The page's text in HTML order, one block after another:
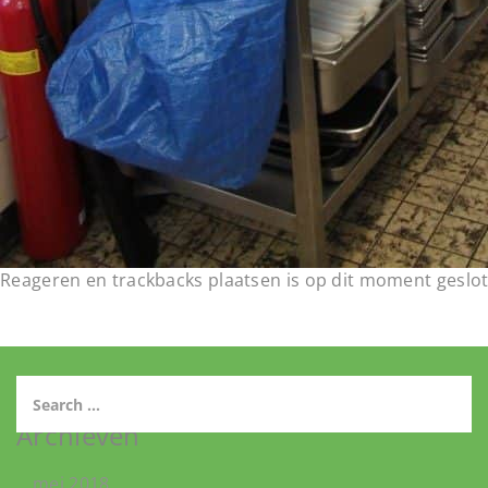
Reageren en trackbacks plaatsen is op dit moment
Archieven